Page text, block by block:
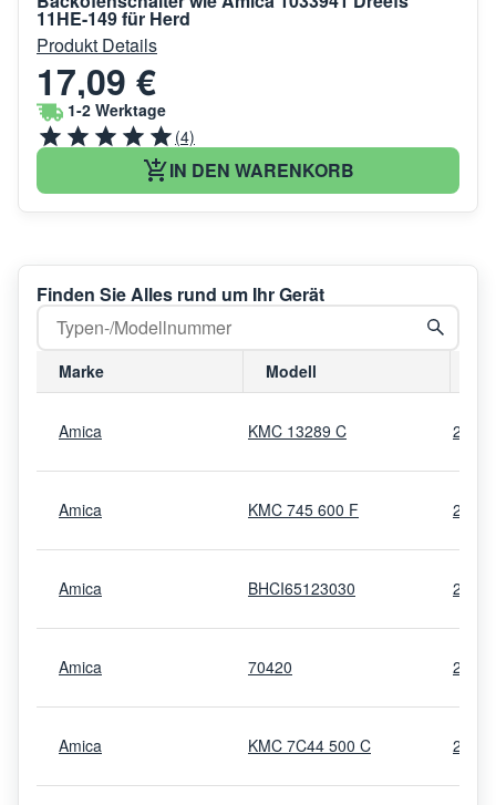
11HE-149 für Herd
Produkt Details
17,09 €
1-2 Werktage
(4)
IN DEN WARENKORB
Finden Sie Alles rund um Ihr Gerät
Marke Modell
Amica KMC 13289 C 23204
Amica KMC 745 600 F 23447
Amica BHCI65123030 23082
Amica 70420 23591
Amica KMC 7C44 500 C 23458